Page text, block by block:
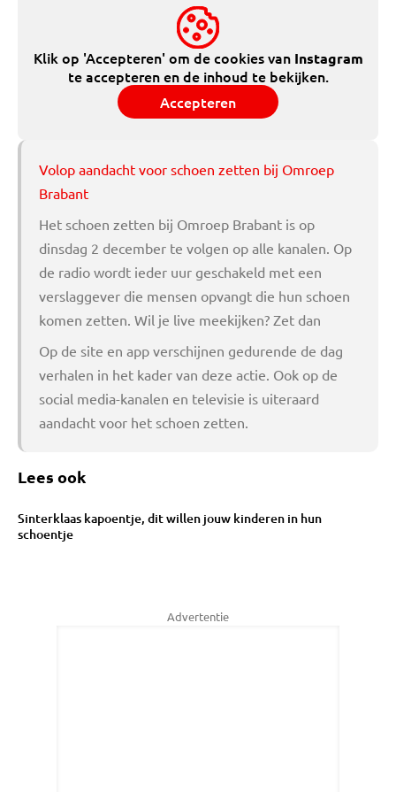
Klik op 'Accepteren' om de cookies van Instagram
te accepteren en de inhoud te bekijken.
Accepteren
Volop aandacht voor schoen zetten bij Omroep
Brabant
Het schoen zetten bij Omroep Brabant is op
dinsdag 2 december te volgen op alle kanalen. Op
de radio wordt ieder uur geschakeld met een
verslaggever die mensen opvangt die hun schoen
komen zetten. Wil je live meekijken? Zet dan
Op de site en app verschijnen gedurende de dag
verhalen in het kader van deze actie. Ook op de
social media-kanalen en televisie is uiteraard
aandacht voor het schoen zetten.
Lees ook
Sinterklaas kapoentje, dit willen jouw kinderen in hun
schoentje
Advertentie